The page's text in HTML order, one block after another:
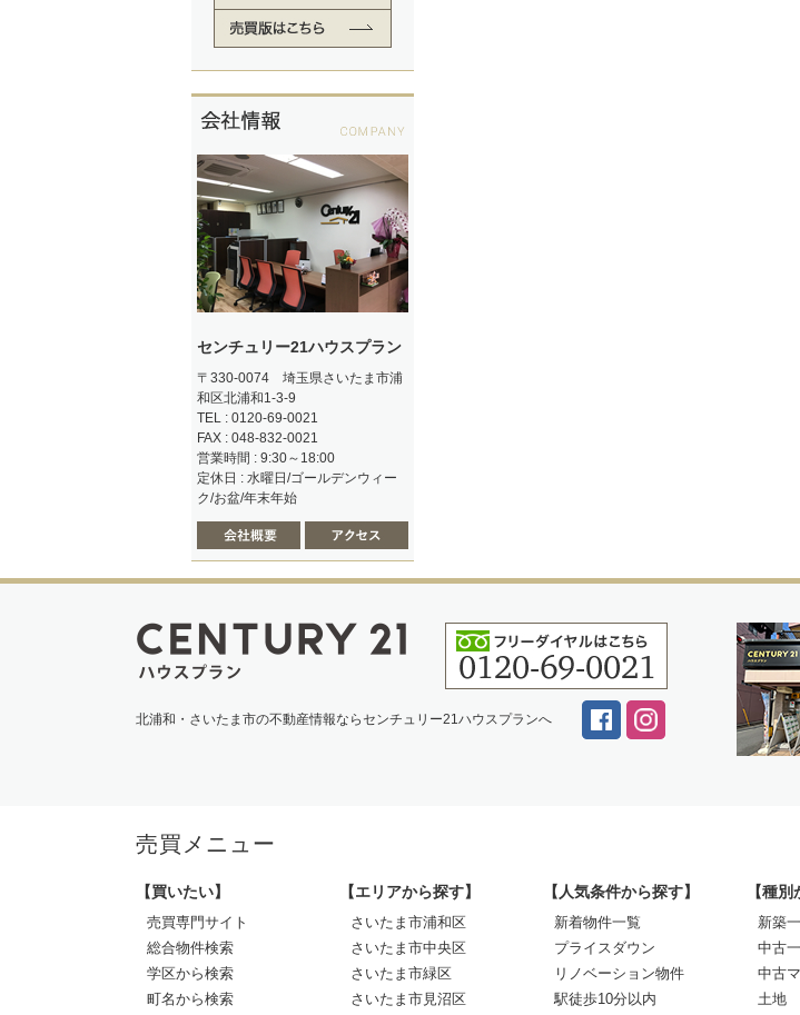
センチュリー21ハウスプラン
〒330-0074 埼玉県さいたま市浦
和区北浦和1-3-9
TEL : 0120-69-0021
FAX : 048-832-0021
営業時間 : 9:30～18:00
定休日 : 水曜日/ゴールデンウィー
ク/お盆/年末年始
北浦和・さいたま市の不動産情報ならセンチュリー21ハウスプランへ
売買メニュー
【買いたい】
売買専門サイト
総合物件検索
学区から検索
町名から検索
【エリアから探す】
さいたま市浦和区
さいたま市中央区
さいたま市緑区
さいたま市見沼区
【人気条件から探す】
新着物件一覧
プライスダウン
リノベーション物件
駅徒歩10分以内
【種別
新築
中古
中古
土地